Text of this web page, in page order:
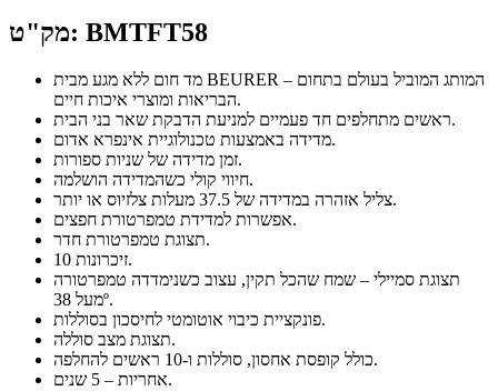
מק"ט: BMTFT58
מד חום ללא מגע מבית BEURER – המותג המוביל בעולם בתחום
הבריאות ומוצרי איכות חיים.
ראשים מתחלפים חד פעמיים למניעת הדבקת שאר בני הבית.
מדידה באמצעות טכנולוגיית אינפרא אדום.
זמן מדידה של שניות ספורות.
חיווי קולי כשהמדידה הושלמה.
צליל אזהרה במדידה של 37.5 מעלות צלזיוס או יותר.
אפשרות למדידת טמפרטורת חפצים.
תצוגת טמפרטורת חדר.
10 זיכרונות.
תצוגת סמיילי – שמח שהכל תקין, עצוב כשנימדדה טמפרטורה
מעל 38º.
פונקציית כיבוי אוטומטי לחיסכון בסוללות.
תצוגת מצב סוללה.
כולל קופסת אחסון, סוללות ו-10 ראשים להחלפה.
אחריות – 5 שנים.